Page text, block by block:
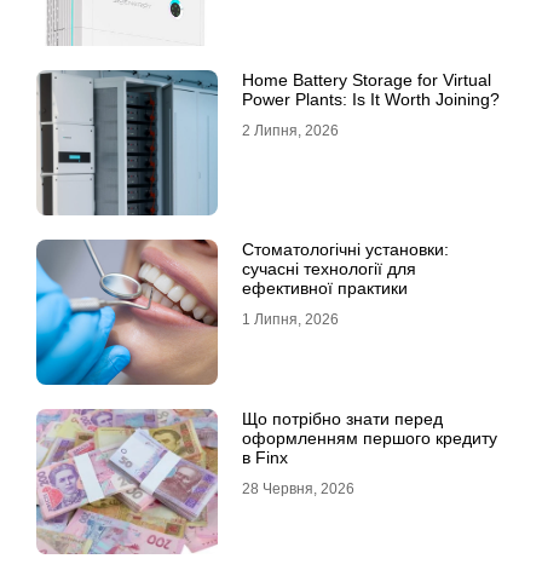
Home Battery Storage for Virtual
Power Plants: Is It Worth Joining?
2 Липня, 2026
Стоматологічні установки:
сучасні технології для
ефективної практики
1 Липня, 2026
Що потрібно знати перед
оформленням першого кредиту
в Finx
28 Червня, 2026